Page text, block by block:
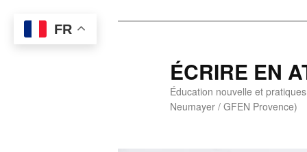
ÉCRIRE EN
Éducation nouvelle et
Neumayer / GFEN Provence)
FR